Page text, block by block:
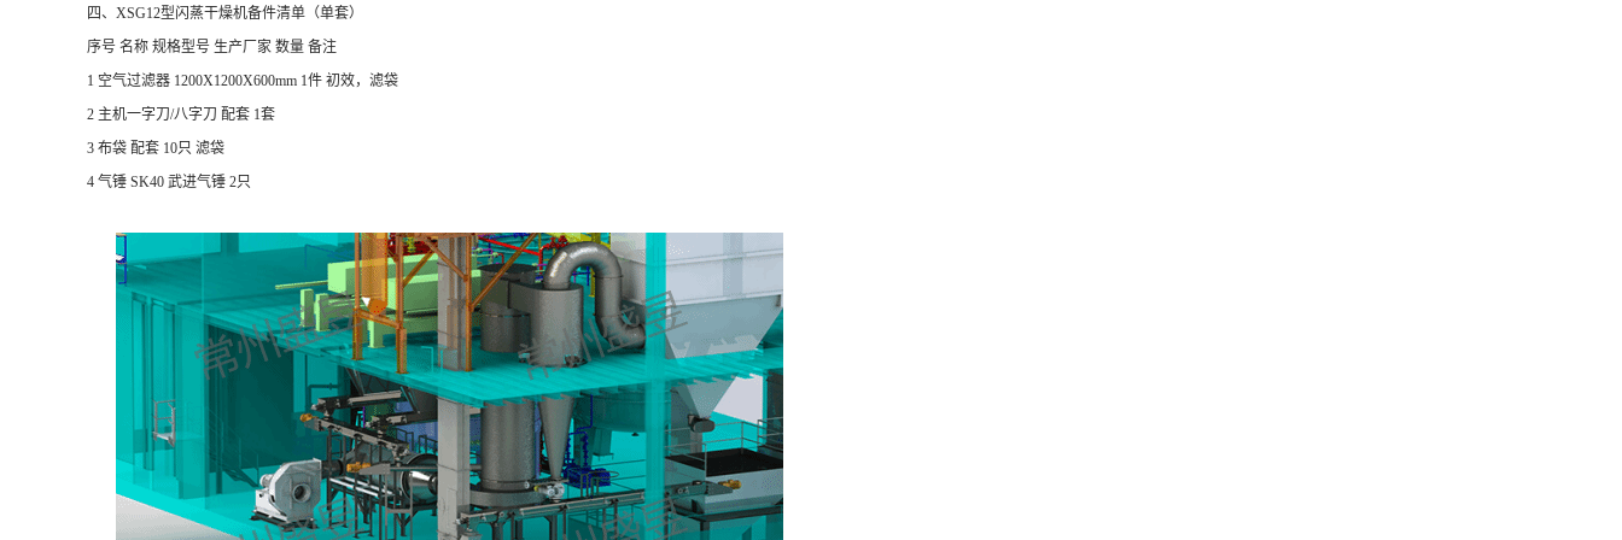
四、XSG12型闪蒸干燥机备件清单（单套）
序号 名称 规格型号 生产厂家 数量 备注
1 空气过滤器 1200X1200X600mm 1件 初效，滤袋
2 主机一字刀/八字刀 配套 1套
3 布袋 配套 10只 滤袋
4 气锤 SK40 武进气锤 2只